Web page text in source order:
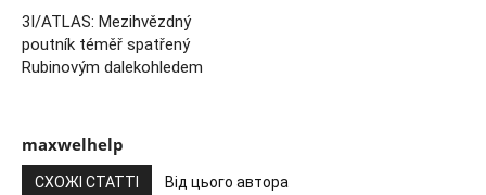
3I/ATLAS: Mezihvězdný
poutník téměř spatřený
Rubinovým dalekohledem
maxwelhelp
СХОЖІ СТАТТІ Від цього автора